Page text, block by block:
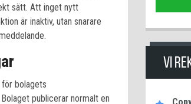
sätt. Att inget nytt
är inaktiv, utan snarare
bolagets
publicerar normalt en
VI